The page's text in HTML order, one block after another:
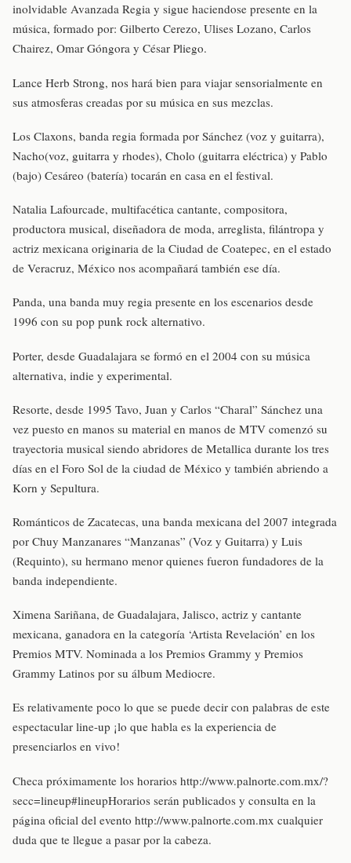
inolvidable Avanzada Regia y sigue haciendose presente en la
música, formado por: Gilberto Cerezo, Ulises Lozano, Carlos
Chairez, Omar Góngora y César Pliego.
Lance Herb Strong, nos hará bien para viajar sensorialmente en
sus atmosferas creadas por su música en sus mezclas.
Los Claxons, banda regia formada por Sánchez (voz y guitarra),
Nacho(voz, guitarra y rhodes), Cholo (guitarra eléctrica) y Pablo
(bajo) Cesáreo (batería) tocarán en casa en el festival.
Natalia Lafourcade, multifacética cantante, compositora,
productora musical, diseñadora de moda, arreglista, filántropa y
actriz mexicana originaria de la Ciudad de Coatepec, en el estado
de Veracruz, México nos acompañará también ese día.
Panda, una banda muy regia presente en los escenarios desde
1996 con su pop punk rock alternativo.
Porter, desde Guadalajara se formó en el 2004 con su música
alternativa, indie y experimental.
Resorte, desde 1995 Tavo, Juan y Carlos “Charal” Sánchez una
vez puesto en manos su material en manos de MTV comenzó su
trayectoria musical siendo abridores de Metallica durante los tres
días en el Foro Sol de la ciudad de México y también abriendo a
Korn y Sepultura.
Románticos de Zacatecas, una banda mexicana del 2007 integrada
por Chuy Manzanares “Manzanas” (Voz y Guitarra) y Luis
(Requinto), su hermano menor quienes fueron fundadores de la
banda independiente.
Ximena Sariñana, de Guadalajara, Jalisco, actriz y cantante
mexicana, ganadora en la categoría ‘Artista Revelación’ en los
Premios MTV. Nominada a los Premios Grammy y Premios
Grammy Latinos por su álbum Mediocre.
Es relativamente poco lo que se puede decir con palabras de este
espectacular line-up ¡lo que habla es la experiencia de
presenciarlos en vivo!
Checa próximamente los horarios http://www.palnorte.com.mx/?
secc=lineup#lineupHorarios serán publicados y consulta en la
página oficial del evento http://www.palnorte.com.mx cualquier
duda que te llegue a pasar por la cabeza.